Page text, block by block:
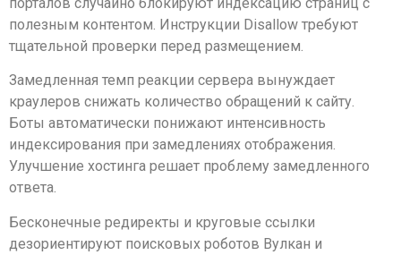
полезным контентом. Инструкции Disallow требуют
тщательной проверки перед размещением.
Замедленная темп реакции сервера вынуждает
краулеров снижать количество обращений к сайту.
Боты автоматически понижают интенсивность
индексирования при замедлениях отображения.
Улучшение хостинга решает проблему замедленного
ответа.
Бесконечные редиректы и круговые ссылки
дезориентируют поисковых роботов Вулкан и